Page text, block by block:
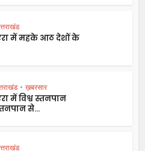
में महके आठ देशों के
• ख़बरसार
में विश्व स्तनपान
से...